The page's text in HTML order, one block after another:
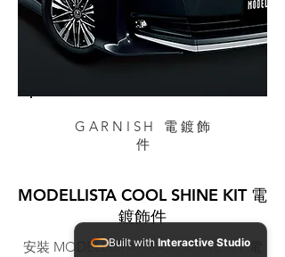
GARNISH 電鍍飾
件
MODELLISTA COOL SHINE KIT 電
鍍飾件
安裝 MODELLISTA COOL SHINE KIT 電
Built with Interactive Studio